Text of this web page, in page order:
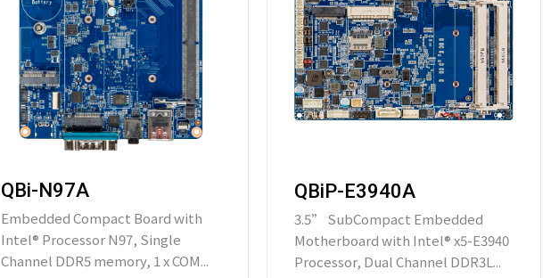
QBi-N97A
Embedded Compact Board with
Intel® Processor N97, Single
Channel DDR5 memory, 1 x COM...
QBiP-E3940A
3.5” SubCompact Embedded
Motherboard with Intel® x5-E3940
Processor, Dual Channel DDR3L...